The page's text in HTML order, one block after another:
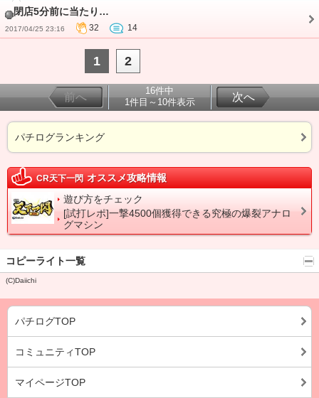
閉店5分前に当たり…
2017/04/25 23:16 32 14
1 2
前へ
16件中
1件目～10件表示
次へ
パチログランキング
CR天下一閃 オススメ攻略情報
遊び方をチェック
[試打レポ]一撃4500個獲得できる究極の爆裂アナロ
グマシン
コピーライト一覧
(C)Daiichi
パチログTOP
コミュニティTOP
マイページTOP